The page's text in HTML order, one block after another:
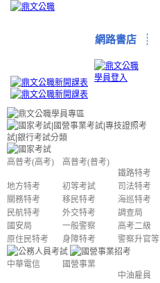
網路書店
高普考(高考)
高普考(普考)
鐵路特考
地方特考
初等考試
司法特考
關務特考
移民特考
海巡特考
民航特考
外交特考
調查局
國安局
一般警察
高考二級
原住民特考
身障特考 警察升官等
中華電信
國營事業
中油雇員